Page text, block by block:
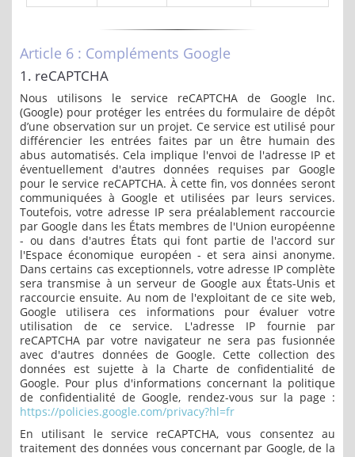
Article 6 : Compléments Google
1. reCAPTCHA
Nous utilisons le service reCAPTCHA de Google Inc.
(Google) pour protéger les entrées du formulaire de dépôt
d’une observation sur un projet. Ce service est utilisé pour
différencier les entrées faites par un être humain des
abus automatisés. Cela implique l'envoi de l'adresse IP et
éventuellement d'autres données requises par Google
pour le service reCAPTCHA. À cette fin, vos données seront
communiquées à Google et utilisées par leurs services.
Toutefois, votre adresse IP sera préalablement raccourcie
par Google dans les États membres de l'Union européenne
- ou dans d'autres États qui font partie de l'accord sur
l'Espace économique européen - et sera ainsi anonyme.
Dans certains cas exceptionnels, votre adresse IP complète
sera transmise à un serveur de Google aux États-Unis et
raccourcie ensuite. Au nom de l'exploitant de ce site web,
Google utilisera ces informations pour évaluer votre
utilisation de ce service. L'adresse IP fournie par
reCAPTCHA par votre navigateur ne sera pas fusionnée
avec d'autres données de Google. Cette collection des
données est sujette à la Charte de confidentialité de
Google. Pour plus d'informations concernant la politique
de confidentialité de Google, rendez-vous sur la page :
https://policies.google.com/privacy?hl=fr
En utilisant le service reCAPTCHA, vous consentez au
traitement des données vous concernant par Google, de la